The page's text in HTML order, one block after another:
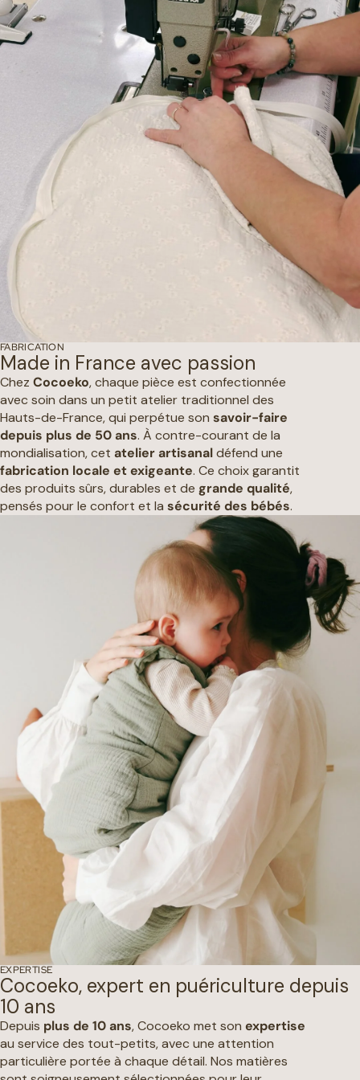
FABRICATION
Made in France avec passion
Chez Cocoeko, chaque pièce est confectionnée
avec soin dans un petit atelier traditionnel des
Hauts-de-France, qui perpétue son savoir-faire
depuis plus de 50 ans. À contre-courant de la
mondialisation, cet atelier artisanaldéfend une
fabrication locale et exigeante. Ce choix garantit
des produits sûrs, durables et de grande qualité,
pensés pour le confort et la sécurité des bébés.
EXPERTISE
Cocoeko, expert en puériculture depuis
10 ans
Depuis plus de 10 ans, Cocoeko met son expertise
au service des tout-petits, avec une attention
particulière portée à chaque détail. Nos matières